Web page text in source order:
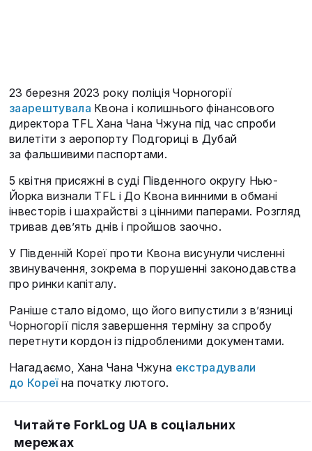
23 березня 2023 року поліція Чорногорії
заарештувала Квона і колишнього фінансового
директора TFL Хана Чана Чжуна під час спроби
вилетіти з аеропорту Подгориці в Дубай
за фальшивими паспортами.
5 квітня присяжні в суді Південного округу Нью-
Йорка визнали TFL і До Квона винними в обмані
інвесторів і шахрайстві з цінними паперами. Розгляд
тривав дев’ять днів і пройшов заочно.
У Південній Кореї проти Квона висунули численні
звинувачення, зокрема в порушенні законодавства
про ринки капіталу.
Раніше стало відомо, що його випустили з в’язниці
Чорногорії після завершення терміну за спробу
перетнути кордон із підробленими документами.
Нагадаємо, Хана Чана Чжуна екстрадували
до Кореїна початку лютого.
Читайте ForkLog UA в соціальних
мережах